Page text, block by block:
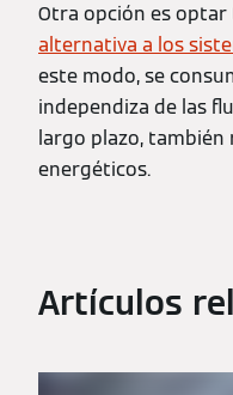
Otra opción es
alternativa a los
este modo, se
independiza de las
largo plazo,
energéticos.
Artículos